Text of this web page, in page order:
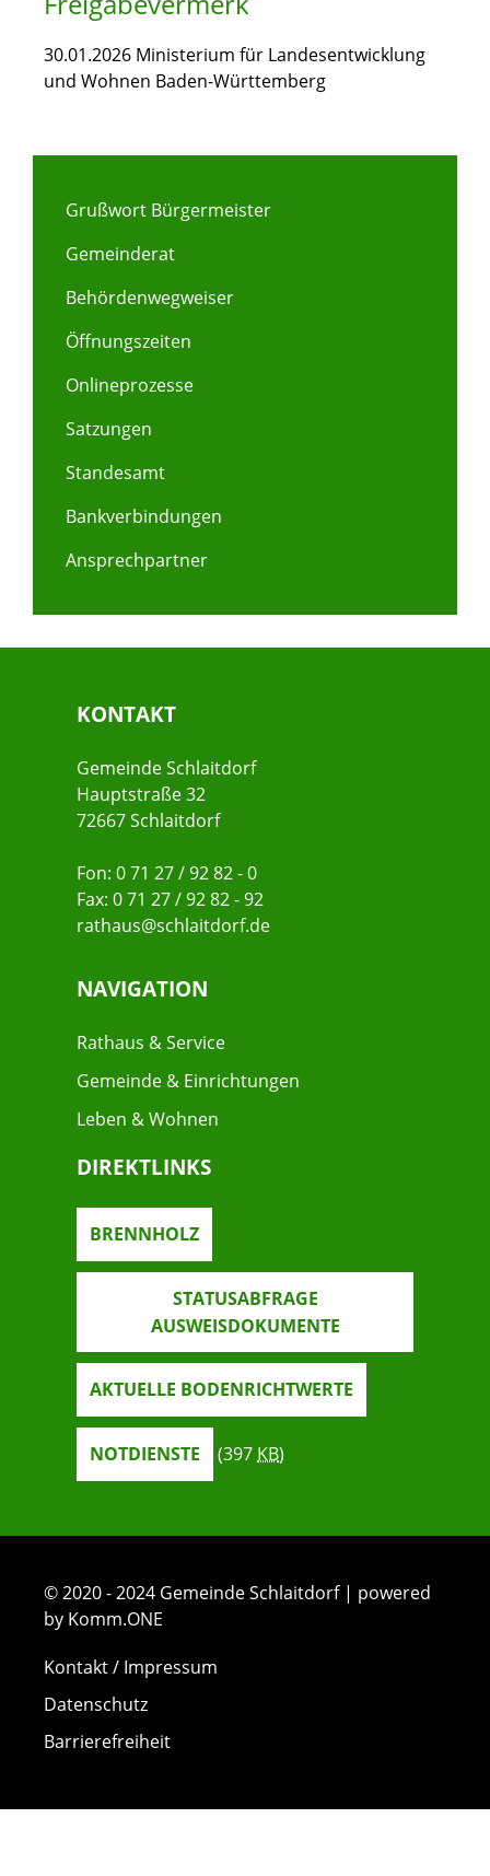
30.01.2026 Ministerium für Landesentwicklung
und Wohnen Baden-Württemberg
Grußwort Bürgermeister
Gemeinderat
Behördenwegweiser
Öffnungszeiten
Onlineprozesse
Satzungen
Standesamt
Bankverbindungen
Ansprechpartner
KONTAKT
Gemeinde Schlaitdorf
Hauptstraße 32
72667 Schlaitdorf
Fon: 0 71 27 / 92 82 - 0
Fax: 0 71 27 / 92 82 - 92
rathaus@schlaitdorf.de
NAVIGATION
Rathaus & Service
Gemeinde & Einrichtungen
Leben & Wohnen
DIREKTLINKS
BRENNHOLZ
STATUSABFRAGE
AUSWEISDOKUMENTE
AKTUELLE BODENRICHTWERTE
NOTDIENSTE (397 KB)
© 2020 - 2024 Gemeinde Schlaitdorf | powered
by Komm.ONE
Kontakt / Impressum
Datenschutz
Barrierefreiheit